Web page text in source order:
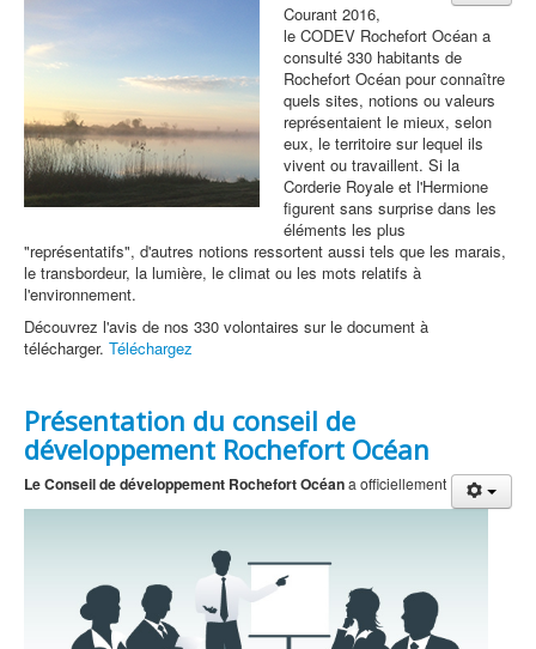
Courant 2016,
le CODEV Rochefort Océan a
consulté 330 habitants de
Rochefort Océan pour connaître
quels sites, notions ou valeurs
représentaient le mieux, selon
eux, le territoire sur lequel ils
vivent ou travaillent. Si la
Corderie Royale et l'Hermione
figurent sans surprise dans les
éléments les plus
"représentatifs", d'autres notions ressortent aussi tels que les marais,
le transbordeur, la lumière, le climat ou les mots relatifs à
l'environnement.
Découvrez l'avis de nos 330 volontaires sur le document à
télécharger. Téléchargez
Présentation du conseil de
développement Rochefort Océan
Le Conseil de développement Rochefort Océana officiellement